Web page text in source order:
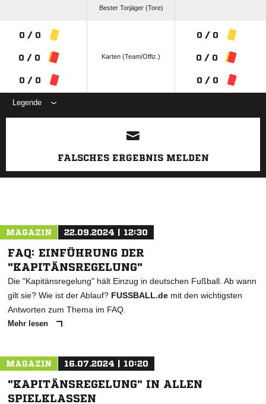
Bester Torjäger (Tore)
0 / 0
0 / 0
0 / 0
Karten (Team/Offiz.)
0 / 0
0 / 0
0 / 0
Legende
ANZEIGE
FALSCHES ERGEBNIS MELDEN
MAGAZIN 22.09.2024 | 12:30
FAQ: EINFÜHRUNG DER
"KAPITÄNSREGELUNG"
Die "Kapitänsregelung" hält Einzug in deutschen Fußball. Ab wann
gilt sie? Wie ist der Ablauf? FUSSBALL.de mit den wichtigsten
Antworten zum Thema im FAQ.
Mehr lesen
MAGAZIN 16.07.2024 | 10:20
"KAPITÄNSREGELUNG" IN ALLEN
SPIELKLASSEN